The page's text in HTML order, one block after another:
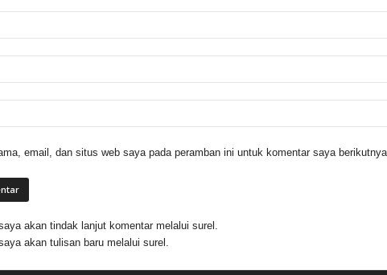
email, dan situs web saya pada peramban ini untuk komentar saya
akan tindak lanjut komentar melalui surel.
akan tulisan baru melalui surel.